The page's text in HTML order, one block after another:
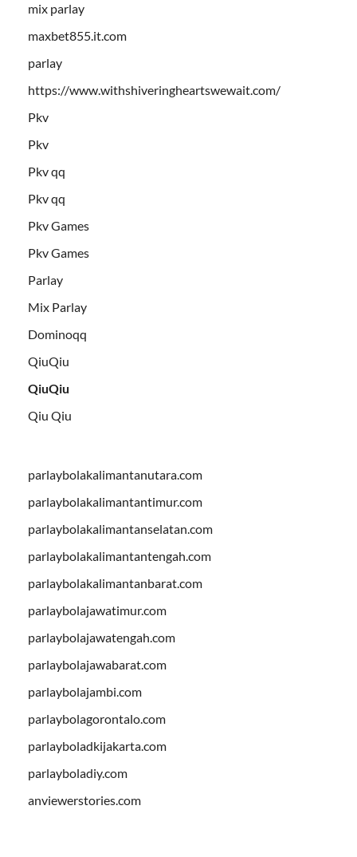
mix parlay
maxbet855.it.com
parlay
https://www.withshiveringheartswewait.com/
Pkv
Pkv
Pkv qq
Pkv qq
Pkv Games
Pkv Games
Parlay
Mix Parlay
Dominoqq
QiuQiu
QiuQiu
Qiu Qiu
parlaybolakalimantanutara.com
parlaybolakalimantantimur.com
parlaybolakalimantanselatan.com
parlaybolakalimantantengah.com
parlaybolakalimantanbarat.com
parlaybolajawatimur.com
parlaybolajawatengah.com
parlaybolajawabarat.com
parlaybolajambi.com
parlaybolagorontalo.com
parlayboladkijakarta.com
parlayboladiy.com
anviewerstories.com